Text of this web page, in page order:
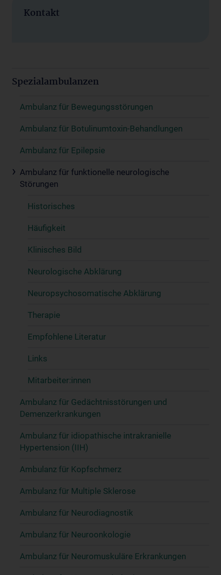
Kontakt
Spezialambulanzen
Ambulanz für Bewegungsstörungen
Ambulanz für Botulinumtoxin-Behandlungen
Ambulanz für Epilepsie
Ambulanz für funktionelle neurologische
Störungen
Historisches
Häufigkeit
Klinisches Bild
Neurologische Abklärung
Neuropsychosomatische Abklärung
Therapie
Empfohlene Literatur
Links
Mitarbeiter:innen
Ambulanz für Gedächtnisstörungen und
Demenzerkrankungen
Ambulanz für idiopathische intrakranielle
Hypertension (IIH)
Ambulanz für Kopfschmerz
Ambulanz für Multiple Sklerose
Ambulanz für Neurodiagnostik
Ambulanz für Neuroonkologie
Ambulanz für Neuromuskuläre Erkrankungen